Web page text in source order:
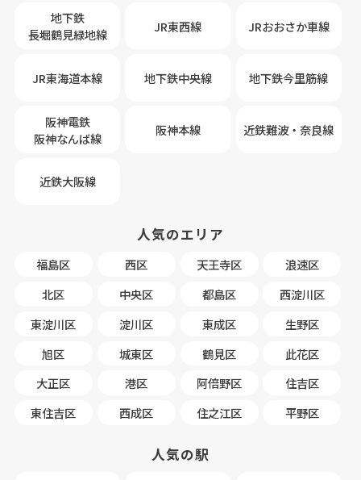
地下鉄
長堀鶴見緑地線
JR東西線 JRおおさか車線
JR東海道本線 地下鉄中央線 地下鉄今里筋線
阪神電鉄
阪神なんば線
阪神本線 近鉄難波・奈良線
近鉄大阪線
人気のエリア
福島区 西区 天王寺区
浪速区
北区
中央区 都島区
西淀川区
東淀川区
淀川区 東成区
生野区
旭区
城東区 鶴見区
此花区
大正区
港区 阿倍野区
住吉区
東住吉区
西成区 住之江区 平野区
人気の駅